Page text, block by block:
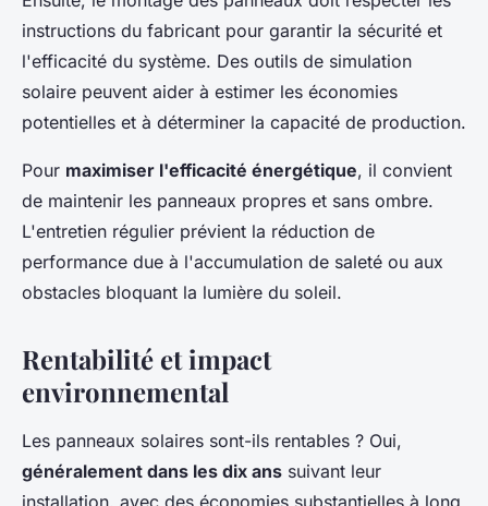
instructions du fabricant pour garantir la sécurité et
l'efficacité du système. Des outils de simulation
solaire peuvent aider à estimer les économies
potentielles et à déterminer la capacité de production.
Pour maximiser l'efficacité énergétique, il convient
de maintenir les panneaux propres et sans ombre.
L'entretien régulier prévient la réduction de
performance due à l'accumulation de saleté ou aux
obstacles bloquant la lumière du soleil.
Rentabilité et impact
environnemental
Les panneaux solaires sont-ils rentables ? Oui,
généralement dans les dix ans suivant leur